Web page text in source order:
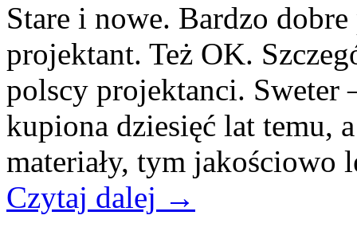
Stare i nowe. Bardzo
projektant. Też OK.
polscy projektanci. Sweter
kupiona dziesięć lat temu,
materiały, tym jakościowo
Czytaj dalej →